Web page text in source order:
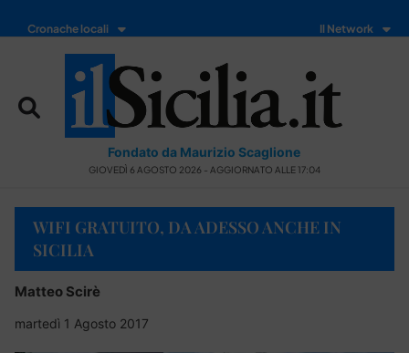
Cronache locali Il Network
Fondato da Maurizio Scaglione
GIOVEDÌ 6 AGOSTO 2026 - AGGIORNATO ALLE 17:04
WIFI GRATUITO, DA ADESSO ANCHE IN
SICILIA
Matteo Scirè
martedì 1 Agosto 2017